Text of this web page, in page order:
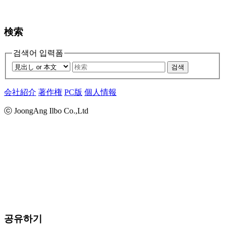
検索
검색어 입력폼
검색
会社紹介 著作権 PC版 個人情報
ⓒ JoongAng Ilbo Co.,Ltd
공유하기